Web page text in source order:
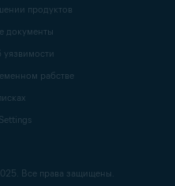
Все права защищены.
продуктов
документы
рабстве